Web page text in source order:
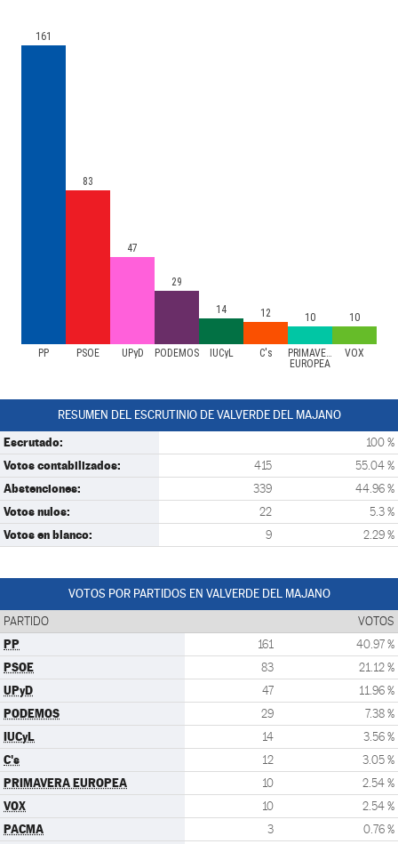
PP PSOE UPyD PODEMOS IUCyL C's
PRIMAVERA
EUROPEA
VOX
161
83
47
29
14 12 10 10
RESUMEN DEL ESCRUTINIO DE VALVERDE DEL MAJANO
Escrutado: 100 %
Votos contabilizados: 415 55.04 %
Abstenciones: 339 44.96 %
Votos nulos: 22 5.3 %
Votos en blanco: 9 2.29 %
VOTOS POR PARTIDOS EN VALVERDE DEL MAJANO
PARTIDO VOTOS
PP 161 40.97 %
PSOE 83 21.12 %
UPyD 47 11.96 %
PODEMOS 29 7.38 %
IUCyL 14 3.56 %
C's 12 3.05 %
PRIMAVERA EUROPEA 10 2.54 %
VOX 10 2.54 %
PACMA 3 0.76 %